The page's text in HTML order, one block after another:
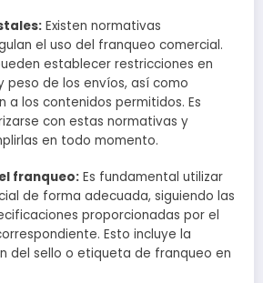
Existen normativas
el uso del franqueo comercial.
establecer restricciones en
peso de los envíos, así como
a los contenidos permitidos. Es
con estas normativas y
en todo momento.
franqueo: Es fundamental utilizar
de forma adecuada, siguiendo las
proporcionadas por el
Esto incluye la
del sello o etiqueta de franqueo en